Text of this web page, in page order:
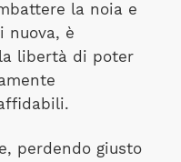
la noia e
nuova, è
libertà di poter
perdendo giusto